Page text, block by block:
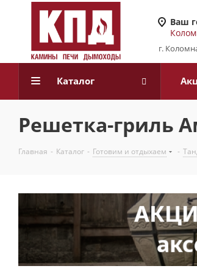
Ваш
г.
Каталог
Решетка-гриль
Главная - Каталог - Готовим и отдыхаем -